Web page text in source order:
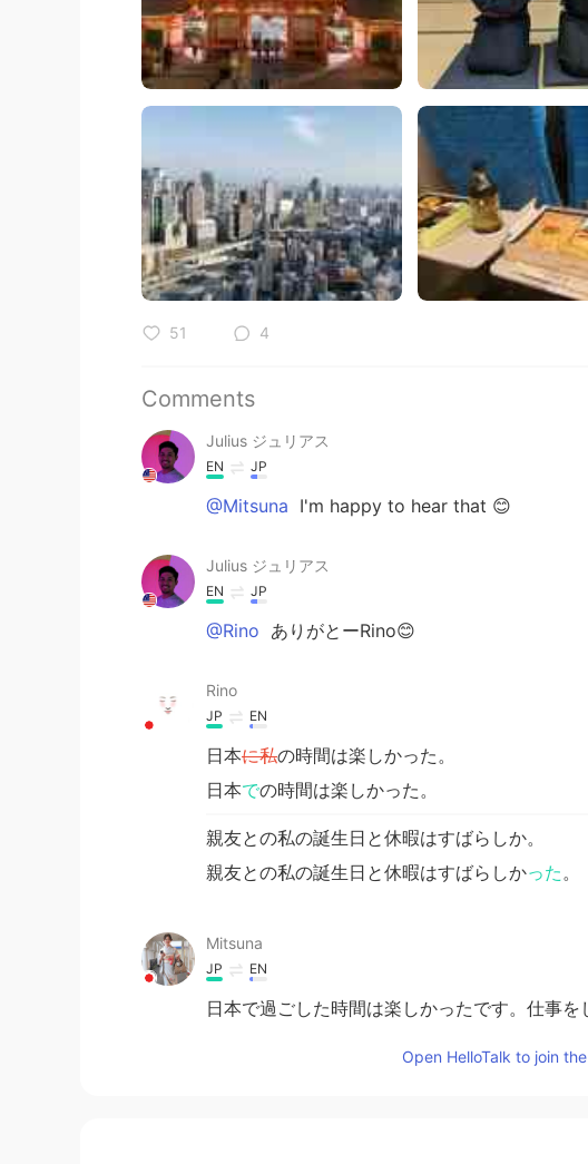
51 4
Comments
Julius ジュリアス
EN JP
@Mitsuna I'm happy to hear that 😊
Julius ジュリアス
EN JP
@Rino ありがとーRino😊
Rino
JP EN
日本に私の時間は楽しかった。
日本での時間は楽しかった。
親友との私の誕生日と休暇はすばらしか。
親友との私の誕生日と休暇はすばらしかった 。
Mitsuna
JP EN
日本で過ごした時間は楽しかったです。仕事
Japanese.Thank you for visiting Japanese.
Open HelloTalk to join